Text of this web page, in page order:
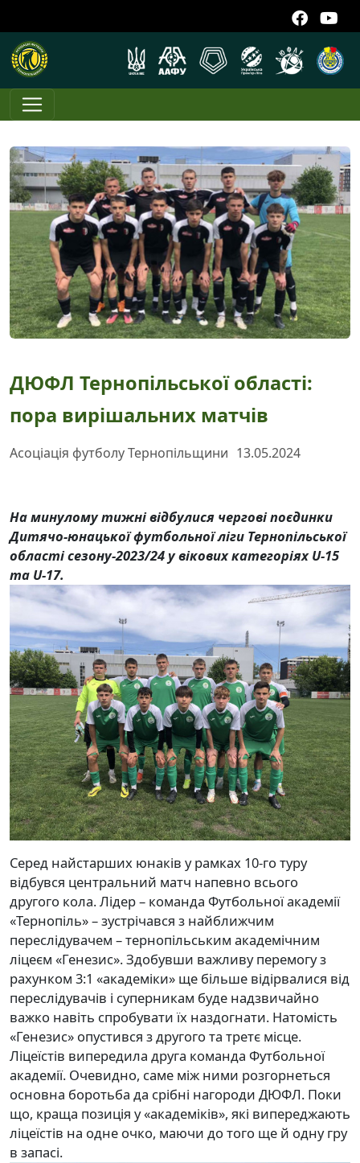
ДЮФЛ Тернопільcької області:
пора вирішальних матчів
Асоціація футболу Тернопільщини 13.05.2024
На минулому тижні відбулися чергові поєдинки
Дитячо-юнацької футбольної ліги Тернопільської
області сезону-2023/24 у вікових категоріях U-15
та U-17.
Серед найстарших юнаків у рамках 10-го туру
відбувся центральний матч напевно всього
другого кола. Лідер – команда Футбольної академії
«Тернопіль» – зустрічався з найближчим
переслідувачем – тернопільським академічним
ліцеєм «Генезис». Здобувши важливу перемогу з
рахунком 3:1 «академіки» ще більше відірвалися від
переслідувачів і суперникам буде надзвичайно
важко навіть спробувати їх наздогнати. Натомість
«Генезис» опустився з другого та третє місце.
Ліцеїстів випередила друга команда Футбольної
академії. Очевидно, саме між ними розгорнеться
основна боротьба да срібні нагороди ДЮФЛ. Поки
що, краща позиція у «академіків», які випереджають
ліцеїстів на одне очко, маючи до того ще й одну гру
в запасі.